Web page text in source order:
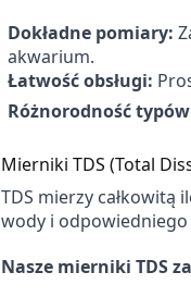
Dokładne pomiary:
akwarium.
Łatwość obsługi:
Różnorodność
Mierniki TDS (Total
TDS mierzy całkowitą
wody i
Nasze mierniki TDS